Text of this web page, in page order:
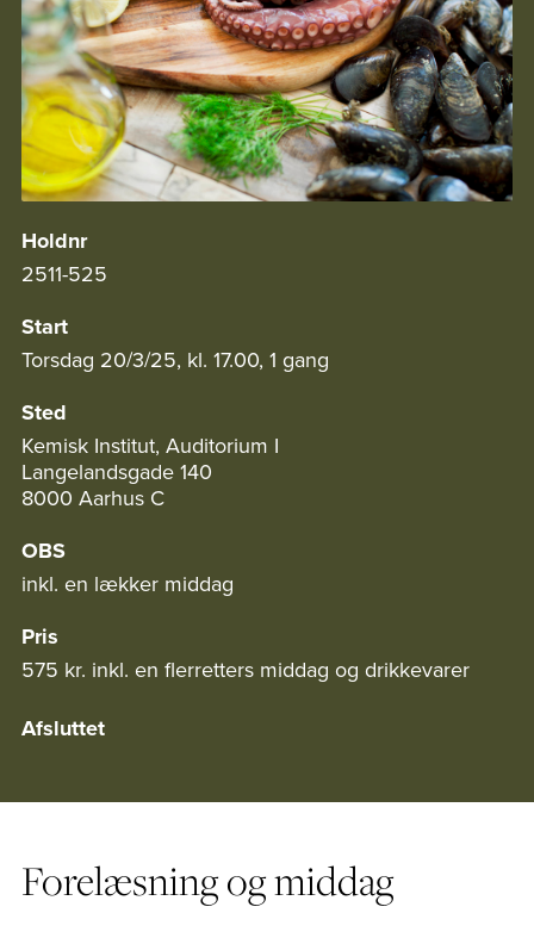
Holdnr
2511-525
Start
Torsdag 20/3/25, kl. 17.00, 1 gang
Sted
Kemisk Institut, Auditorium I
Langelandsgade 140
8000 Aarhus C
OBS
inkl. en lækker middag
Pris
575 kr. inkl. en flerretters middag og drikkevarer
Afsluttet
Forelæsning og middag